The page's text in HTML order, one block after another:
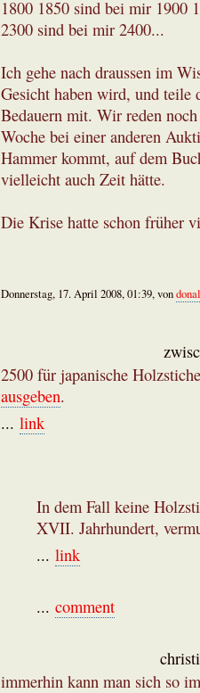
1800 1850 sind bei mir 1900
2300 sind bei mir 2400...
Ich gehe nach draussen im
Gesicht haben wird, und teile
Bedauern mit. Wir reden
Woche bei einer anderen
Hammer kommt, auf dem
vielleicht auch Zeit hätte.
Die Krise hatte schon früher
Donnerstag, 17. April 2008, 01:39, von
2500 für japanische
ausgeben.
... link
In dem Fall keine
XVII. Jahrhundert,
... link
... comment
immerhin kann man sich so